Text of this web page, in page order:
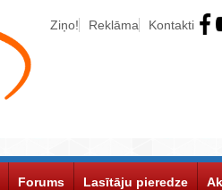
Ziņo! Reklāma Kontakti
Forums Lasītāju pieredze